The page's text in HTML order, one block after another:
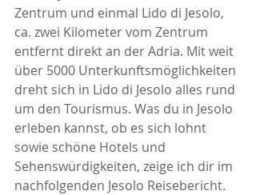
Zentrum und einmal Lido di Jesolo,
ca. zwei Kilometer vom Zentrum
entfernt direkt an der Adria. Mit weit
über 5000 Unterkunftsmöglichkeiten
dreht sich in Lido di Jesolo alles rund
um den Tourismus. Was du in Jesolo
erleben kannst, ob es sich lohnt
sowie schöne Hotels und
Sehenswürdigkeiten, zeige ich dir im
nachfolgenden Jesolo Reisebericht.